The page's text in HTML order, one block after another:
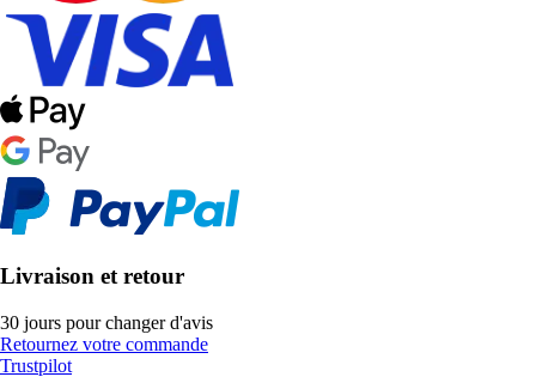
Livraison et retour
30 jours pour changer d'avis
Retournez votre commande
Trustpilot